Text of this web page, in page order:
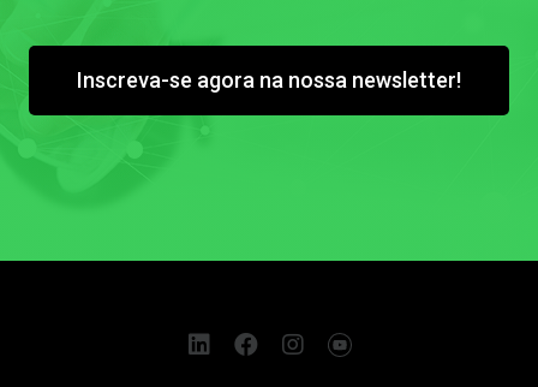
Inscreva-se agora na nossa newsletter!